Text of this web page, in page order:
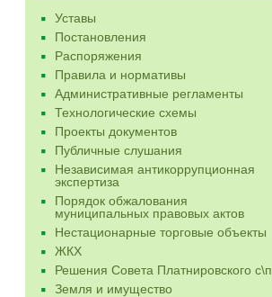
Уставы
Постановления
Распоряжения
Правила и нормативы
Административные регламенты
Технологические схемы
Проекты документов
Публичные слушания
Независимая антикоррупционная
экспертиза
Порядок обжалования
муниципальных правовых актов
Нестационарные торговые объекты
ЖКХ
Решения Совета Платнировского с\п
Земля и имущество